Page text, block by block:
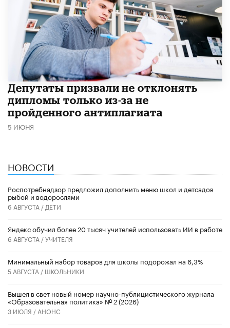
Депутаты призвали не отклонять
дипломы только из-за не
пройденного антиплагиата
5 ИЮНЯ
НОВОСТИ
Роспотребнадзор предложил дополнить меню школ и детсадов
рыбой и водорослями
6 АВГУСТА / ДЕТИ
​Яндекс обучил более 20 тысяч учителей использовать ИИ в работе
6 АВГУСТА /УЧИТЕЛЯ
Минимальный набор товаров для школы подорожал на 6,3%
5 АВГУСТА / ШКОЛЬНИКИ
Вышел в свет новый номер научно-публицистического журнала
«Образовательная политика» № 2 (2026)
3 ИЮЛЯ / АНОНС